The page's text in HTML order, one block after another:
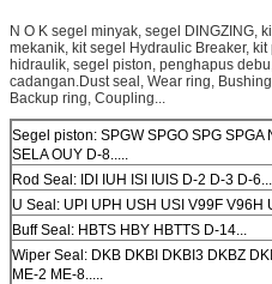
N O K segel minyak, segel DINGZING,
mekanik, kit segel Hydraulic Breaker,
hidraulik, segel piston, penghapus
cadangan.Dust seal, Wear ring,
Backup ring, Coupling...
Segel piston: SPGW SPGO SPG SPGA
SELA OUY D-8.....
Rod Seal: IDI IUH ISI IUIS D-2 D-3 D-
U Seal: UPI UPH USH USI V99F V96H
Buff Seal: HBTS HBY HBTTS D-14...
Wiper Seal: DKB DKBI DKBI3 DKBZ
ME-2 ME-8.....